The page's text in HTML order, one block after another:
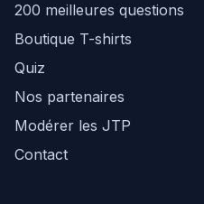
200 meilleures questions
Boutique T-shirts
Quiz
Nos partenaires
Modérer les JTP
Contact